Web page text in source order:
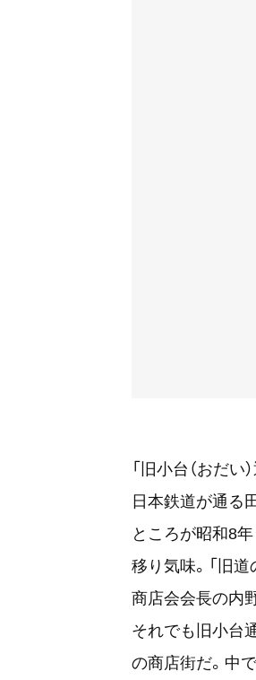
「旧小台（おだ
日本鉄道が通る
ところが昭和8
移り気味。「旧
商店会会長の内
それでも旧小台
の商店街だ。中